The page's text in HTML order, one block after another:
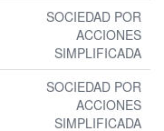
SOCIEDAD POR
ACCIONES
SIMPLIFICADA
SOCIEDAD POR
ACCIONES
SIMPLIFICADA